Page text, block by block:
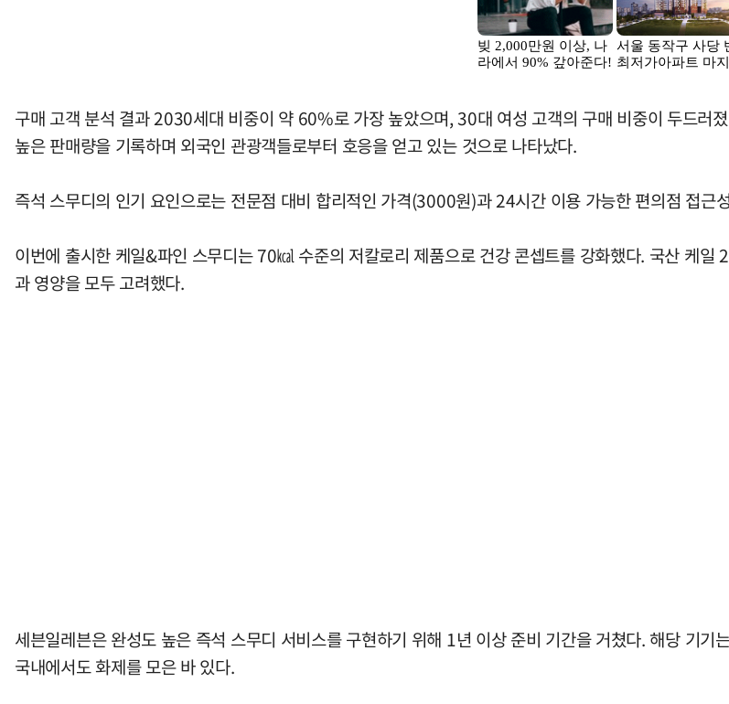
구매 고객 분석 결과 2030세대 비중이 약 60%로 가장 높았으며, 30대 여성 고객의 구매 비중이 두드러
높은 판매량을 기록하며 외국인 관광객들로부터 호응을 얻고 있는 것으로 나타났다.
즉석 스무디의 인기 요인으로는 전문점 대비 합리적인 가격(3000원)과 24시간 이용 가능한 편의점 접근
이번에 출시한 케일&파인 스무디는 70㎉ 수준의 저칼로리 제품으로 건강 콘셉트를 강화했다. 국산 케
과 영양을 모두 고려했다.
세븐일레븐은 완성도 높은 즉석 스무디 서비스를 구현하기 위해 1년 이상 준비 기간을 거쳤다. 해당 기
국내에서도 화제를 모은 바 있다.